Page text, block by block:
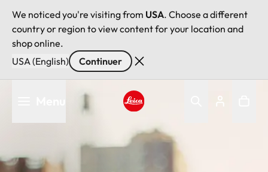
We noticed you're visiting from USA. Choose a different
country or region to view content for your location and
shop online.
USA (English)
Continuer